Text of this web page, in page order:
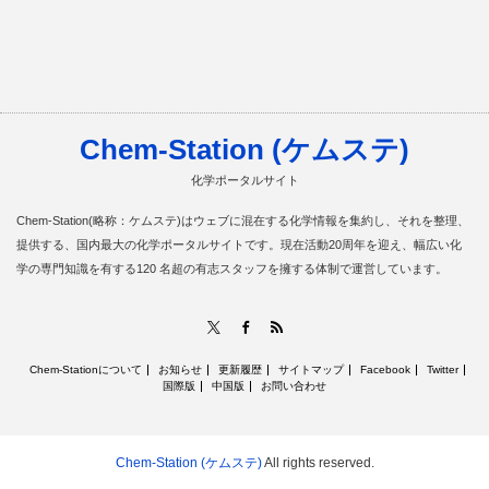
Chem-Station (ケムステ)
化学ポータルサイト
Chem-Station(略称：ケムステ)はウェブに混在する化学情報を集約し、それを整理、
提供する、国内最大の化学ポータルサイトです。現在活動20周年を迎え、幅広い化
学の専門知識を有する120 名超の有志スタッフを擁する体制で運営しています。
Facebook
Chem-Stationについて お知らせ 更新履歴 サイトマップ Facebook
Twitter
国際版
中国版 お問い合わせ
Chem-Station (ケムステ)All rights reserved.